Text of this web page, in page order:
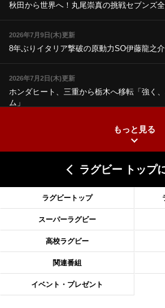
秋田から世界へ！丸尾崇真の挑戦セブンズ
2026年7月9日(木)更新
8年ぶりイタリア撃破の原動力SO伊藤龍之
2026年7月2日(木)更新
ホンダヒート、三重から栃木へ移転「強く
ム」
2026年6月18日(木)更新
滑川剛人レフリー、早過ぎる引退「27年W
2026年6月11日(木)更新
神戸、リーグワン初優勝の道のりデイブ・
2026年6月4日(木)更新
“泣き虫先生”こと山口良治氏死去「信は力な
もっと見る
ラグビー トップ
ラグビートップ
スーパーラグビー
高校ラグビー
関連番組
イベント・プレゼント